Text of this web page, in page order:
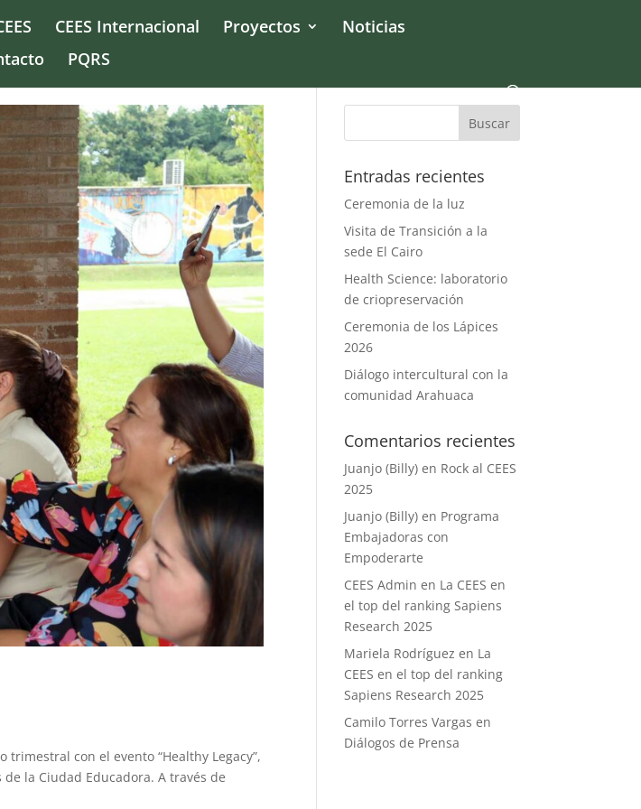
CEES Internacional Proyectos
Noticias
PQRS
con el evento “Healthy Legacy”,
la Ciudad Educadora. A través de
Entradas recientes
Ceremonia de la luz
Visita de Transición a la
sede El Cairo
Health Science: laboratorio
de criopreservación
Ceremonia de los Lápices
2026
Diálogo intercultural con la
comunidad Arahuaca
Comentarios recientes
Juanjo (Billy) en Rock al CEES
2025
Juanjo (Billy) en Programa
Embajadoras con
Empoderarte
CEES Admin en La CEES en
el top del ranking Sapiens
Research 2025
Mariela Rodríguez en La
CEES en el top del ranking
Sapiens Research 2025
Camilo Torres Vargas en
Diálogos de Prensa